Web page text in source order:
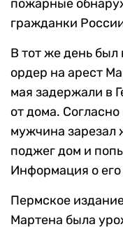
пожарные
гражданки
В тот же день
ордер на арест
мая задержали в
от дома.
мужчина зарезал
поджег дом и
Информация о его
Пермcкое
Мартена была